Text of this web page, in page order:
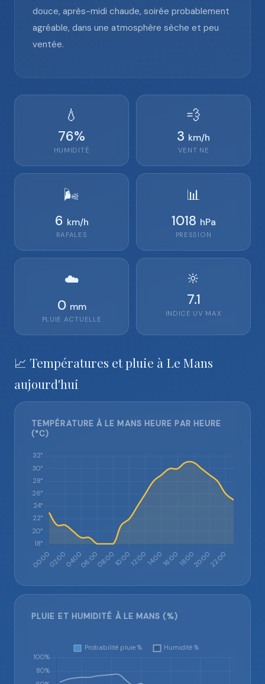
douce, après-midi chaude, soirée probablement
agréable, dans une atmosphère sèche et peu
ventée.
💧
76%
HUMIDITÉ
💨
3 km/h
VENT NE
🌬️
6 km/h
RAFALES
📊
1018 hPa
PRESSION
☁️
0 mm
PLUIE ACTUELLE
🔆
7.1
INDICE UV MAX
📈 Températures et pluie à Le Mans
aujourd'hui
TEMPÉRATURE À LE MANS HEURE PAR HEURE
(°C)
PLUIE ET HUMIDITÉ À LE MANS (%)